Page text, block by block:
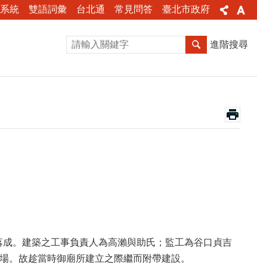
統 雙語詞彙 台北通 常見問答 臺北市政府
進階搜尋
。建築之工事負責人為高瀨與助氏；監工為谷口貞吉
故趁當時御廟所建立之際繼而附帶建設。